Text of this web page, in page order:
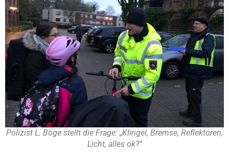
Polizist L. Böge stellt die Frage: „Klingel, Bremse, Reflektoren,
Licht, alles ok?“